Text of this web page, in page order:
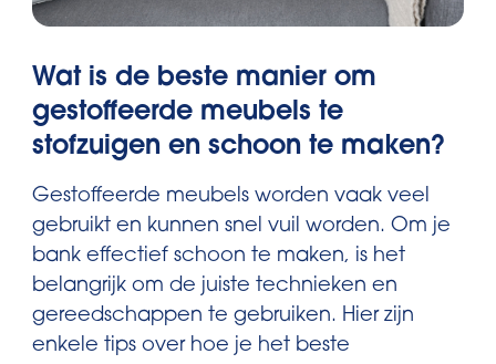
Wat is de beste manier om
gestoffeerde meubels te
stofzuigen en schoon te maken?
Gestoffeerde meubels worden vaak veel
gebruikt en kunnen snel vuil worden. Om je
bank effectief schoon te maken, is het
belangrijk om de juiste technieken en
gereedschappen te gebruiken. Hier zijn
enkele tips over hoe je het beste